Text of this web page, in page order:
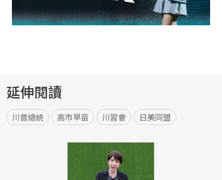
延伸閱讀
川普總統 高市早苗 川習會 日美同盟